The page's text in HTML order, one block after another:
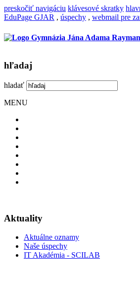
preskočiť navigáciu klávesové skratky
EduPage GJAR , úspechy , webmail pre
hľadaj
hladať
MENU
Aktuality
Aktuálne oznamy
Naše úspechy
IT Akadémia - SCILAB